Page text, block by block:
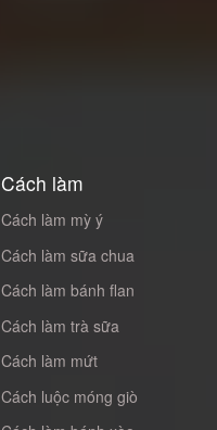
Cách làm
Cách làm mỳ ý
Cách làm sữa chua
Cách làm bánh flan
Cách làm trà sữa
Cách làm mứt
Cách luộc móng giò